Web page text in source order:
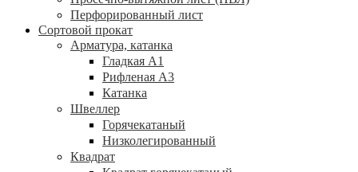
Перфорированный лист
Сортовой прокат
Арматура, катанка
Гладкая А1
Рифленая А3
Катанка
Швеллер
Горячекатаный
Низколегированный
Квадрат